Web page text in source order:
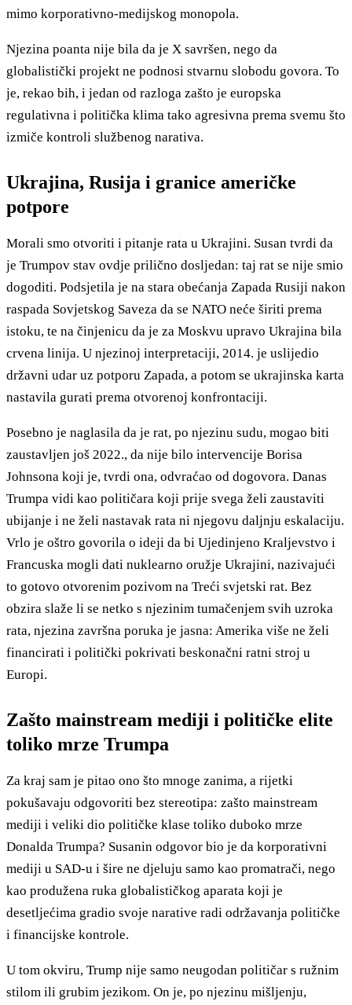
mimo korporativno-medijskog monopola.
Njezina poanta nije bila da je X savršen, nego da
globalistički projekt ne podnosi stvarnu slobodu govora. To
je, rekao bih, i jedan od razloga zašto je europska
regulativna i politička klima tako agresivna prema svemu što
izmiče kontroli službenog narativa.
Ukrajina, Rusija i granice američke
potpore
Morali smo otvoriti i pitanje rata u Ukrajini. Susan tvrdi da
je Trumpov stav ovdje prilično dosljedan: taj rat se nije smio
dogoditi. Podsjetila je na stara obećanja Zapada Rusiji nakon
raspada Sovjetskog Saveza da se NATO neće širiti prema
istoku, te na činjenicu da je za Moskvu upravo Ukrajina bila
crvena linija. U njezinoj interpretaciji, 2014. je uslijedio
državni udar uz potporu Zapada, a potom se ukrajinska karta
nastavila gurati prema otvorenoj konfrontaciji.
Posebno je naglasila da je rat, po njezinu sudu, mogao biti
zaustavljen još 2022., da nije bilo intervencije Borisa
Johnsona koji je, tvrdi ona, odvraćao od dogovora. Danas
Trumpa vidi kao političara koji prije svega želi zaustaviti
ubijanje i ne želi nastavak rata ni njegovu daljnju eskalaciju.
Vrlo je oštro govorila o ideji da bi Ujedinjeno Kraljevstvo i
Francuska mogli dati nuklearno oružje Ukrajini, nazivajući
to gotovo otvorenim pozivom na Treći svjetski rat. Bez
obzira slaže li se netko s njezinim tumačenjem svih uzroka
rata, njezina završna poruka je jasna: Amerika više ne želi
financirati i politički pokrivati beskonačni ratni stroj u
Europi.
Zašto mainstream mediji i političke elite
toliko mrze Trumpa
Za kraj sam je pitao ono što mnoge zanima, a rijetki
pokušavaju odgovoriti bez stereotipa: zašto mainstream
mediji i veliki dio političke klase toliko duboko mrze
Donalda Trumpa? Susanin odgovor bio je da korporativni
mediji u SAD-u i šire ne djeluju samo kao promatrači, nego
kao produžena ruka globalističkog aparata koji je
desetljećima gradio svoje narative radi održavanja političke
i financijske kontrole.
U tom okviru, Trump nije samo neugodan političar s ružnim
stilom ili grubim jezikom. On je, po njezinu mišljenju,